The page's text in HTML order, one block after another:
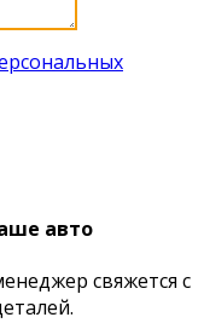
авто
свяжется с